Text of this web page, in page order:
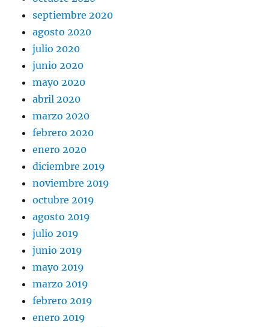
septiembre 2020
agosto 2020
julio 2020
junio 2020
mayo 2020
abril 2020
marzo 2020
febrero 2020
enero 2020
diciembre 2019
noviembre 2019
octubre 2019
agosto 2019
julio 2019
junio 2019
mayo 2019
marzo 2019
febrero 2019
enero 2019